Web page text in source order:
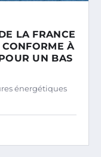
LA FRANCE
À
UN BAS
énergétiques